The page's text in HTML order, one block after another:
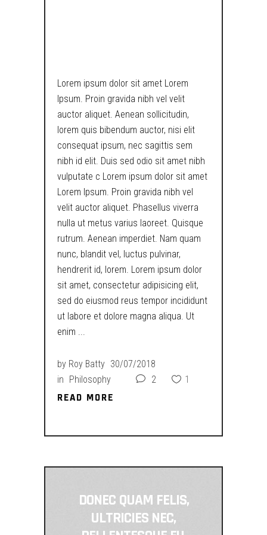
Lorem ipsum dolor sit amet Lorem
Ipsum. Proin gravida nibh vel velit
auctor aliquet. Aenean sollicitudin,
lorem quis bibendum auctor, nisi elit
consequat ipsum, nec sagittis sem
nibh id elit. Duis sed odio sit amet nibh
vulputate c Lorem ipsum dolor sit amet
Lorem Ipsum. Proin gravida nibh vel
velit auctor aliquet. Phasellus viverra
nulla ut metus varius laoreet. Quisque
rutrum. Aenean imperdiet. Nam quam
nunc, blandit vel, luctus pulvinar,
hendrerit id, lorem. Lorem ipsum dolor
sit amet, consectetur adipisicing elit,
sed do eiusmod reus tempor incididunt
ut labore et dolore magna aliqua. Ut
enim
by Roy Batty 30/07/2018
in Philosophy 2 1
READ MORE
READ MORE
DONEC QUAM FELIS,
ULTRICIES NEC,